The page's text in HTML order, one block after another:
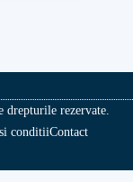
rezervate.
conditiiContact